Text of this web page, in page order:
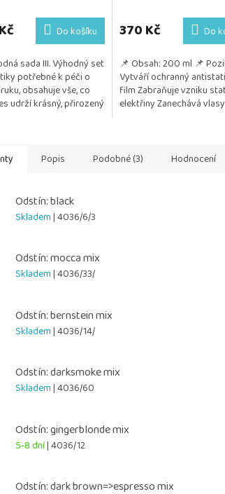
Do košíku
sada III. Výhodný set
potřebné k péči o
obsahuje vše, co
udrží krásný, přirozený
370 Kč Do
📌 Obsah: 200 ml 📌
Vytváří ochranný
film Zabraňuje vzniku
elektřiny Zanechává vlasy
Popis Podobné (3) Hodnocení
Odstín: black
Skladem| 4036/6/3
Odstín: mocca mix
Skladem| 4036/33/
Odstín: bernstein mix
Skladem| 4036/14/
Odstín: darksmoke mix
Skladem| 4036/60
Odstín: gingerblonde mix
5-8 dní| 4036/12
Odstín: dark brown=>espresso mix